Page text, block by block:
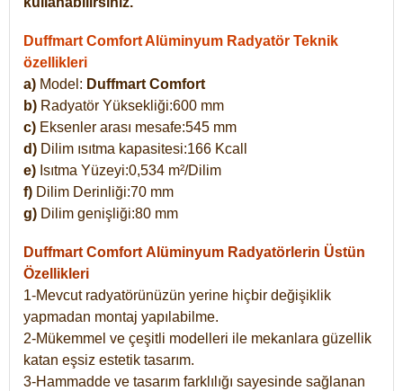
Duffmart Comfort Alüminyum Radyatör Teknik
özellikleri
a) Model: Duffmart Comfort
b) Radyatör Yüksekliği:600 mm
c) Eksenler arası mesafe:545 mm
d) Dilim ısıtma kapasitesi:166 Kcall
e) Isıtma Yüzeyi:0,534 m²/Dilim
f) Dilim Derinliği:70 mm
g) Dilim genişliği:80 mm
Duffmart Comfort Alüminyum Radyatörlerin Üstün
Özellikleri
1-Mevcut radyatörünüzün yerine hiçbir değişiklik
yapmadan montaj yapılabilme.
2-Mükemmel ve çeşitli modelleri ile mekanlara güzellik
katan eşsiz estetik tasarım.
3-Hammadde ve tasarım farklılığı sayesinde sağlanan